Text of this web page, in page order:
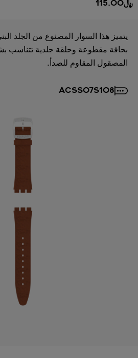
﷼115.00
بحافة مقطوعة وحلقة جلدية تتناسب
المصقول المقاوم للصدأ.
ACSS07S108